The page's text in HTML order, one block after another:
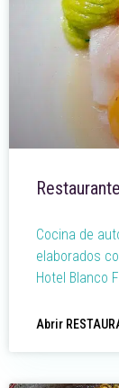
Cocina de
elaborados
Hotel Blanco
Abrir